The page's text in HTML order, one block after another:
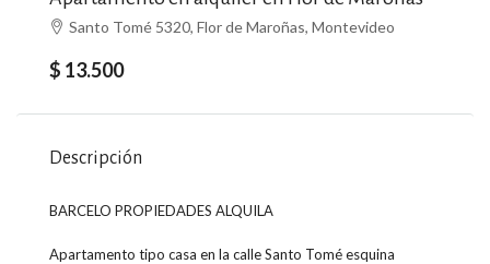
Santo Tomé 5320, Flor de Maroñas, Montevideo
$ 13.500
Descripción
BARCELO PROPIEDADES ALQUILA
Apartamento tipo casa en la calle Santo Tomé esquina